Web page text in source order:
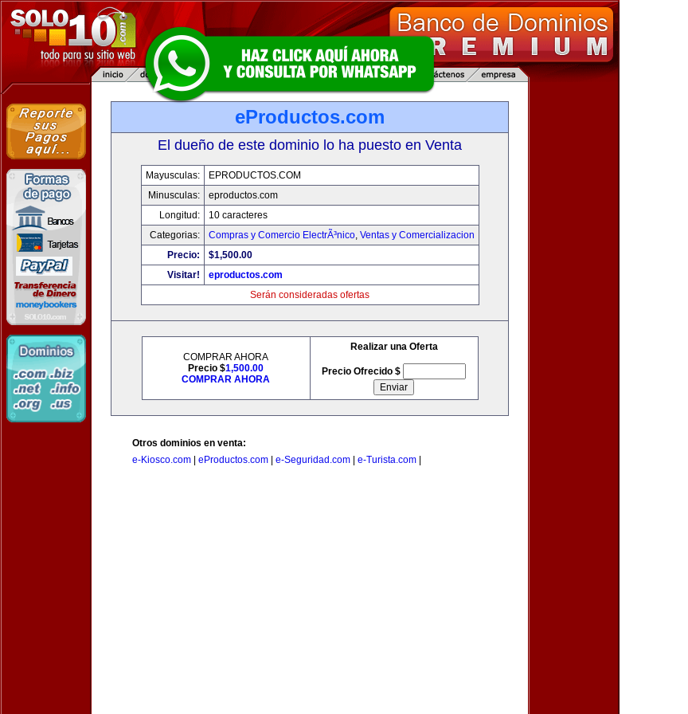
eProductos.com
El dueño de este dominio lo ha puesto en Venta
Mayusculas:
EPRODUCTOS.COM
Minusculas:
eproductos.com
Longitud:
10 caracteres
Categorias:
Compras y Comercio ElectrÃ³nico, Ventas y Comercializacion
Precio:
$1,500.00
Visitar!
eproductos.com
Serán consideradas ofertas
COMPRAR AHORA
Precio $1,500.00
COMPRAR AHORA
Realizar una Oferta
Precio Ofrecido $
Otros dominios en venta:
e-Kiosco.com
eProductos.com e-Seguridad.com e-Turista.com